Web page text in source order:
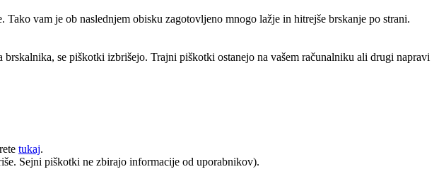
vam je ob naslednjem obisku zagotovljeno mnogo lažje in hitrejše brskanje po strani.
se piškotki izbrišejo. Trajni piškotki ostanejo na vašem računalniku ali drugi napravi
tukaj.
Sejni piškotki ne zbirajo informacije od uporabnikov).